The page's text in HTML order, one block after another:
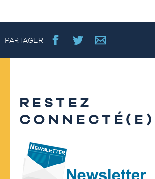
PARTAGER
RESTEZ
CONNECTÉ(E)